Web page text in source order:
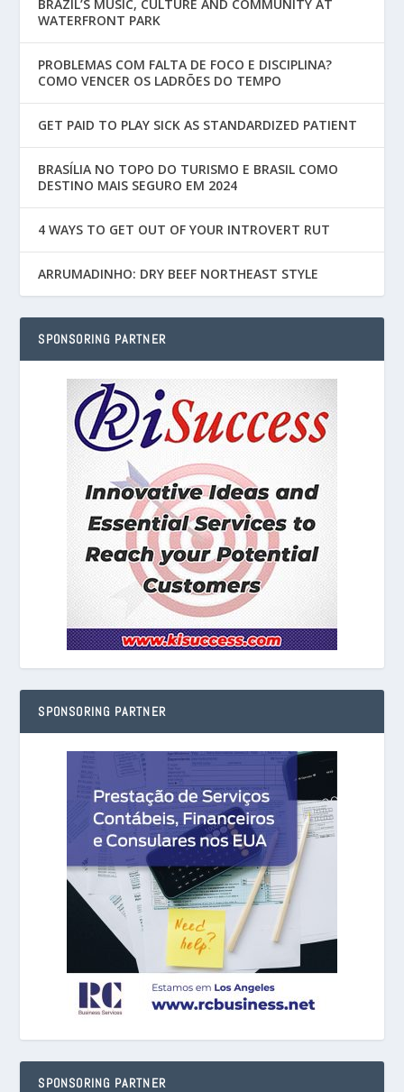
BRAZIL’S MUSIC, CULTURE AND COMMUNITY AT
WATERFRONT PARK
PROBLEMAS COM FALTA DE FOCO E DISCIPLINA?
COMO VENCER OS LADRÕES DO TEMPO
GET PAID TO PLAY SICK AS STANDARDIZED PATIENT
BRASÍLIA NO TOPO DO TURISMO E BRASIL COMO
DESTINO MAIS SEGURO EM 2024
4 WAYS TO GET OUT OF YOUR INTROVERT RUT
ARRUMADINHO: DRY BEEF NORTHEAST STYLE
SPONSORING PARTNER
SPONSORING PARTNER
SPONSORING PARTNER